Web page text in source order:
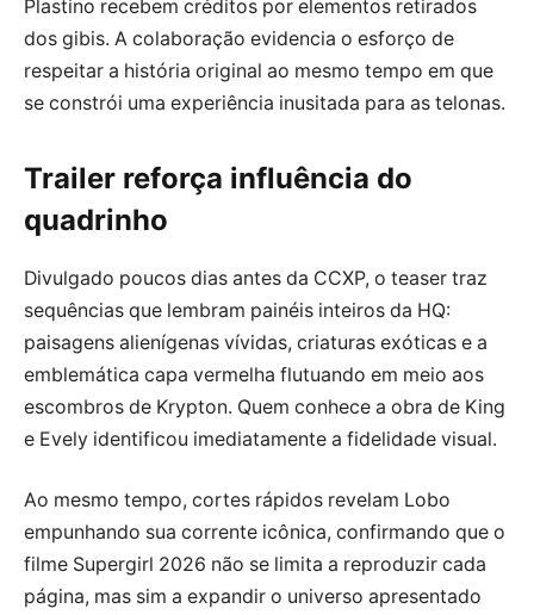
Plastino recebem créditos por elementos retirados
dos gibis. A colaboração evidencia o esforço de
respeitar a história original ao mesmo tempo em que
se constrói uma experiência inusitada para as telonas.
Trailer reforça influência do
quadrinho
Divulgado poucos dias antes da CCXP, o teaser traz
sequências que lembram painéis inteiros da HQ:
paisagens alienígenas vívidas, criaturas exóticas e a
emblemática capa vermelha flutuando em meio aos
escombros de Krypton. Quem conhece a obra de King
e Evely identificou imediatamente a fidelidade visual.
Ao mesmo tempo, cortes rápidos revelam Lobo
empunhando sua corrente icônica, confirmando que o
filme Supergirl 2026 não se limita a reproduzir cada
página, mas sim a expandir o universo apresentado